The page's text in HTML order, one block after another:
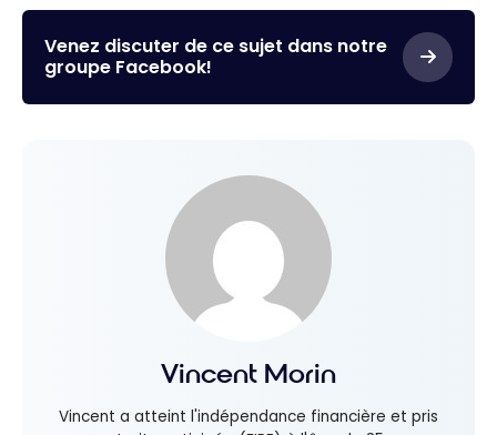
Venez discuter de ce sujet dans notre
groupe Facebook!
Vincent Morin
Vincent a atteint l'indépendance financière et pris